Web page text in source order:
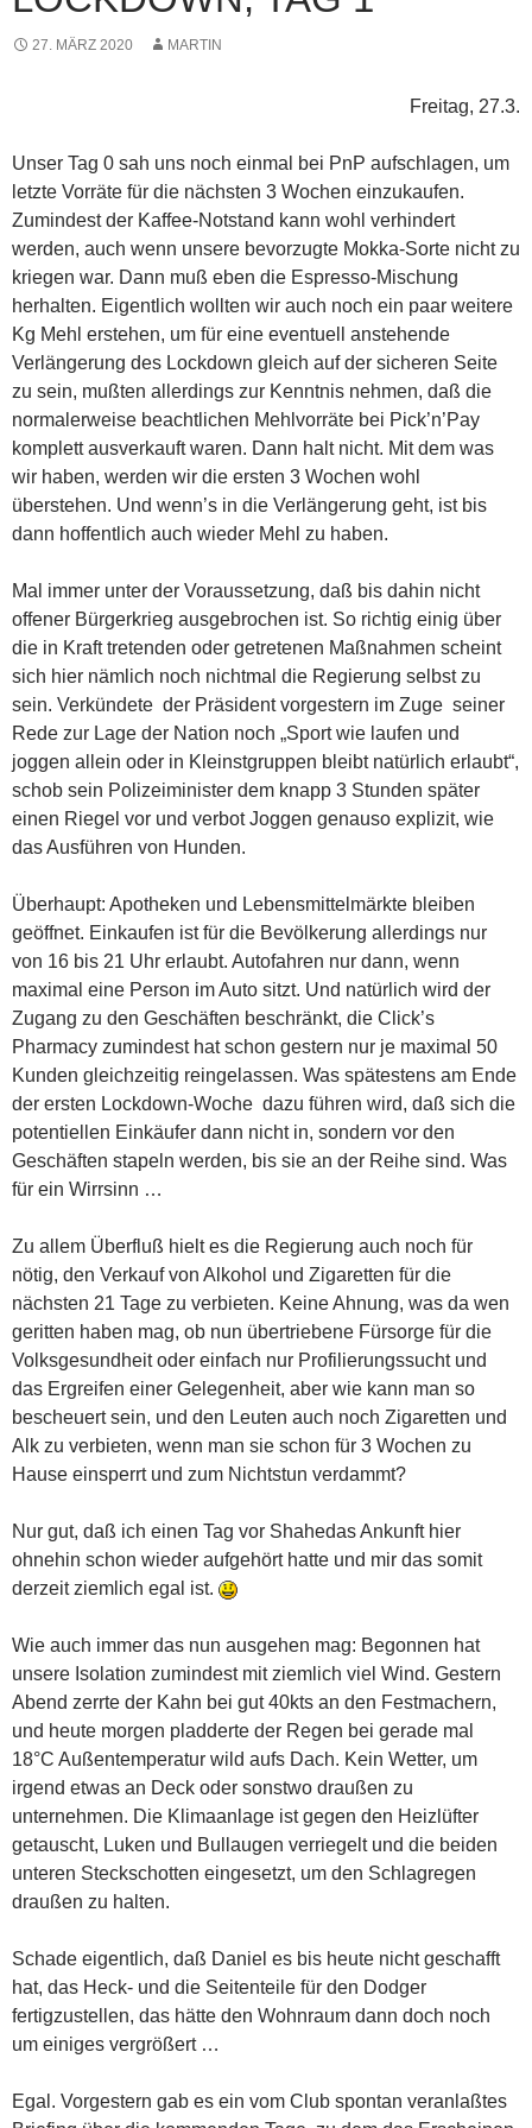
27. MÄRZ 2020 MARTIN
Freitag, 27.3.
Unser Tag 0 sah uns noch einmal bei PnP aufschlagen, um
letzte Vorräte für die nächsten 3 Wochen einzukaufen.
Zumindest der Kaffee-Notstand kann wohl verhindert
werden, auch wenn unsere bevorzugte Mokka-Sorte nicht zu
kriegen war. Dann muß eben die Espresso-Mischung
herhalten. Eigentlich wollten wir auch noch ein paar weitere
Kg Mehl erstehen, um für eine eventuell anstehende
Verlängerung des Lockdown gleich auf der sicheren Seite
zu sein, mußten allerdings zur Kenntnis nehmen, daß die
normalerweise beachtlichen Mehlvorräte bei Pick’n’Pay
komplett ausverkauft waren. Dann halt nicht. Mit dem was
wir haben, werden wir die ersten 3 Wochen wohl
überstehen. Und wenn’s in die Verlängerung geht, ist bis
dann hoffentlich auch wieder Mehl zu haben.
Mal immer unter der Voraussetzung, daß bis dahin nicht
offener Bürgerkrieg ausgebrochen ist. So richtig einig über
die in Kraft tretenden oder getretenen Maßnahmen scheint
sich hier nämlich noch nichtmal die Regierung selbst zu
sein. Verkündete der Präsident vorgestern im Zuge seiner
Rede zur Lage der Nation noch „Sport wie laufen und
joggen allein oder in Kleinstgruppen bleibt natürlich erlaubt“,
schob sein Polizeiminister dem knapp 3 Stunden später
einen Riegel vor und verbot Joggen genauso explizit, wie
das Ausführen von Hunden.
Überhaupt: Apotheken und Lebensmittelmärkte bleiben
geöffnet. Einkaufen ist für die Bevölkerung allerdings nur
von 16 bis 21 Uhr erlaubt. Autofahren nur dann, wenn
maximal eine Person im Auto sitzt. Und natürlich wird der
Zugang zu den Geschäften beschränkt, die Click’s
Pharmacy zumindest hat schon gestern nur je maximal 50
Kunden gleichzeitig reingelassen. Was spätestens am Ende
der ersten Lockdown-Woche dazu führen wird, daß sich die
potentiellen Einkäufer dann nicht in, sondern vor den
Geschäften stapeln werden, bis sie an der Reihe sind. Was
für ein Wirrsinn …
Zu allem Überfluß hielt es die Regierung auch noch für
nötig, den Verkauf von Alkohol und Zigaretten für die
nächsten 21 Tage zu verbieten. Keine Ahnung, was da wen
geritten haben mag, ob nun übertriebene Fürsorge für die
Volksgesundheit oder einfach nur Profilierungssucht und
das Ergreifen einer Gelegenheit, aber wie kann man so
bescheuert sein, und den Leuten auch noch Zigaretten und
Alk zu verbieten, wenn man sie schon für 3 Wochen zu
Hause einsperrt und zum Nichtstun verdammt?
Nur gut, daß ich einen Tag vor Shahedas Ankunft hier
ohnehin schon wieder aufgehört hatte und mir das somit
derzeit ziemlich egal ist.
Wie auch immer das nun ausgehen mag: Begonnen hat
unsere Isolation zumindest mit ziemlich viel Wind. Gestern
Abend zerrte der Kahn bei gut 40kts an den Festmachern,
und heute morgen pladderte der Regen bei gerade mal
18°C Außentemperatur wild aufs Dach. Kein Wetter, um
irgend etwas an Deck oder sonstwo draußen zu
unternehmen. Die Klimaanlage ist gegen den Heizlüfter
getauscht, Luken und Bullaugen verriegelt und die beiden
unteren Steckschotten eingesetzt, um den Schlagregen
draußen zu halten.
Schade eigentlich, daß Daniel es bis heute nicht geschafft
hat, das Heck- und die Seitenteile für den Dodger
fertigzustellen, das hätte den Wohnraum dann doch noch
um einiges vergrößert …
Egal. Vorgestern gab es ein vom Club spontan veranlaßtes